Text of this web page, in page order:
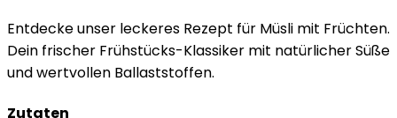
Entdecke unser leckeres Rezept für Müsli mit Früchten.
Dein frischer Frühstücks-Klassiker mit natürlicher Süße
und wertvollen Ballaststoffen.
Zutaten